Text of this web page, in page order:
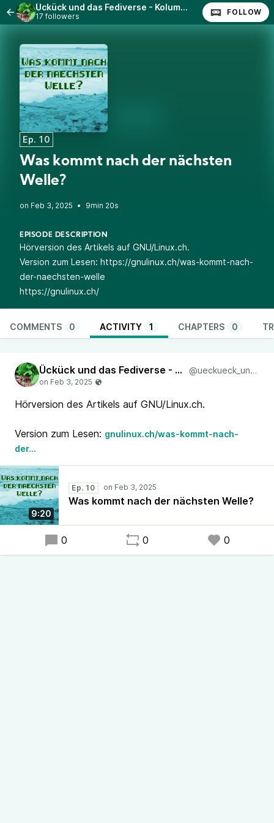
Ückück und das Fediverse - Kolumne auf GNU/Linux.ch
17 followers FOLLOW
Ep. 10
Was kommt nach der nächsten
Welle?
• 9min 20s
EPISODE DESCRIPTION
Hörversion des Artikels auf GNU/Linux.ch.
Version zum Lesen: https://gnulinux.ch/was-kommt-nach-
der-naechsten-welle
https://gnulinux.ch/
COMMENTS 0 ACTIVITY 1 CHAPTERS 0
Ückück und das Fediverse - Kolumne auf GNU/Linux.ch @ueckueck_und_das_fediverse
Hörversion des Artikels auf GNU/Linux.ch.
Version zum Lesen: gnulinux.ch/was-kommt-nach-
der…
9:20
Ep. 10
Was kommt nach der nächsten Welle?
0 0 0